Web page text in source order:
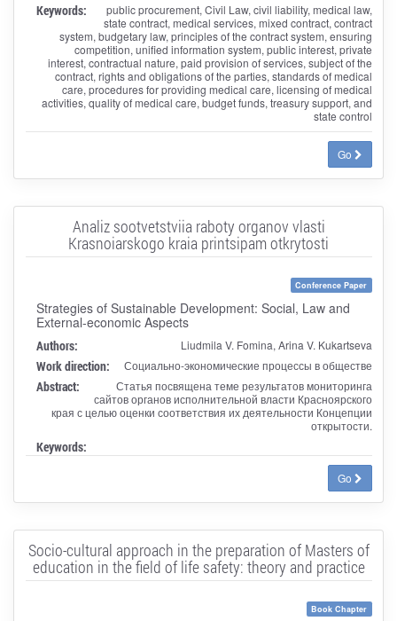
Keywords:
public procurement, Civil Law, civil liability, medical law,
state contract, medical services, mixed contract, contract
system, budgetary law, principles of the contract system, ensuring
competition, unified information system, public interest, private
interest, contractual nature, paid provision of services, subject of the
contract, rights and obligations of the parties, standards of medical
care, procedures for providing medical care, licensing of medical
activities, quality of medical care, budget funds, treasury support, and
state control
Go
Analiz sootvetstviia raboty organov vlasti
Krasnoiarskogo kraia printsipam otkrytosti
Conference Paper
Strategies of Sustainable Development: Social, Law and
External-economic Aspects
Authors: Liudmila V. Fomina, Arina V. Kukartseva
Work direction: Социально-экономические процессы в обществе
Abstract:
Статья посвящена теме результатов мониторинга
сайтов органов исполнительной власти Красноярского
края с целью оценки соответствия их деятельности Концепции
открытости.
Keywords:
Go
Socio-cultural approach in the preparation of Masters of
education in the field of life safety: theory and practice
Book Chapter